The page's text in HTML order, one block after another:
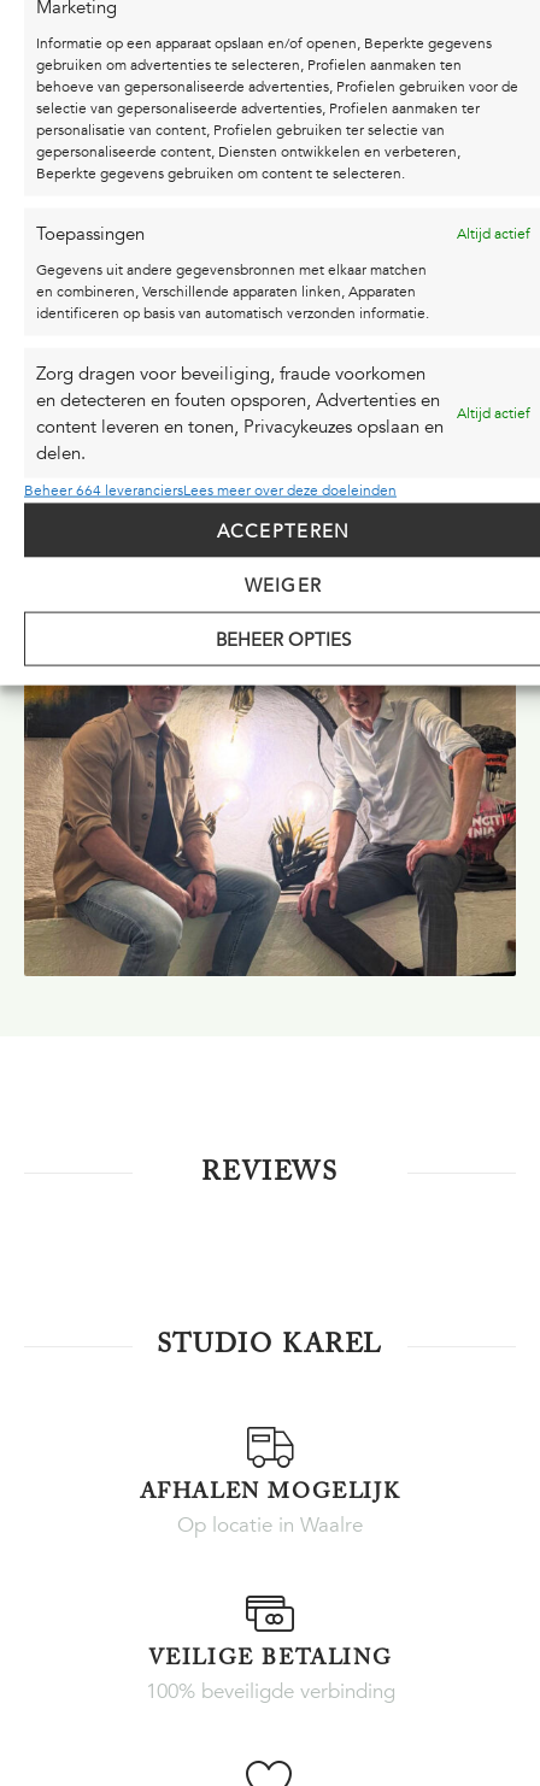
Marketing
Informatie op een apparaat opslaan en/of openen, Beperkte gegevens
gebruiken om advertenties te selecteren, Profielen aanmaken ten
behoeve van gepersonaliseerde advertenties, Profielen gebruiken voor de
selectie van gepersonaliseerde advertenties, Profielen aanmaken ter
personalisatie van content, Profielen gebruiken ter selectie van
gepersonaliseerde content, Diensten ontwikkelen en verbeteren,
Beperkte gegevens gebruiken om content te selecteren.
Toepassingen
Altijd actief
Gegevens uit andere gegevensbronnen met elkaar matchen
en combineren, Verschillende apparaten linken, Apparaten
identificeren op basis van automatisch verzonden informatie.
Zorg dragen voor beveiliging, fraude voorkomen
en detecteren en fouten opsporen, Advertenties en
content leveren en tonen, Privacykeuzes opslaan en
delen.
Altijd actief
Beheer 664 leveranciersLees meer over deze doeleinden
ACCEPTEREN
WEIGER
BEHEER OPTIES
IN DE MEDIA
Ik werk aan nieuwe kunst, maar ook aan een nieuw
verhaal dat steeds meer mensen raakt.
exposities.
Maandag 17 november mocht ik samen met Bas
Bloem aanschuiven bij Eva Jinek:
BEKIJK UITZENDING
REVIEWS
STUDIO KAREL
AFHALEN MOGELIJK
Op locatie in Waalre
VEILIGE BETALING
100% beveiligde verbinding